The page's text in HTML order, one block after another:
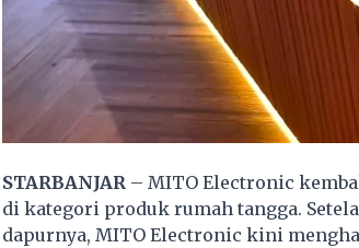
STARBANJAR– MITO Electronic
di kategori produk rumah tangga.
dapurnya, MITO Electronic kini